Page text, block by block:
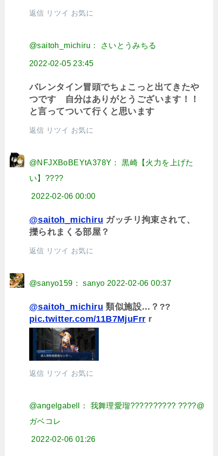
返信 リツイ お気に
@saitoh_michiru： さいとうみちる
2022-02-05 23:45
バレンタイン冒頭でちょこっと出てきたや
つです 自分はありがとうございます！！
と言ってついて行くと思います
返信 リツイ お気に
@NFJXBoBEYtA378Y： 黒崎【火力を上げた
い】????
2022-02-06 00:00
@saitoh_michiru ガッチリ拘束されて、
擽られまくる部屋？
返信 リツイ お気に
@sanyo159： sanyo 2022-02-06 00:37
@saitoh_michiru 類似施設…？??
pic.twitter.com/11B7MjuFrr r
返信 リツイ お気に
@angelgabell： 我舞理愛瑠?????????? ????@
ガベコレ
2022-02-06 01:26